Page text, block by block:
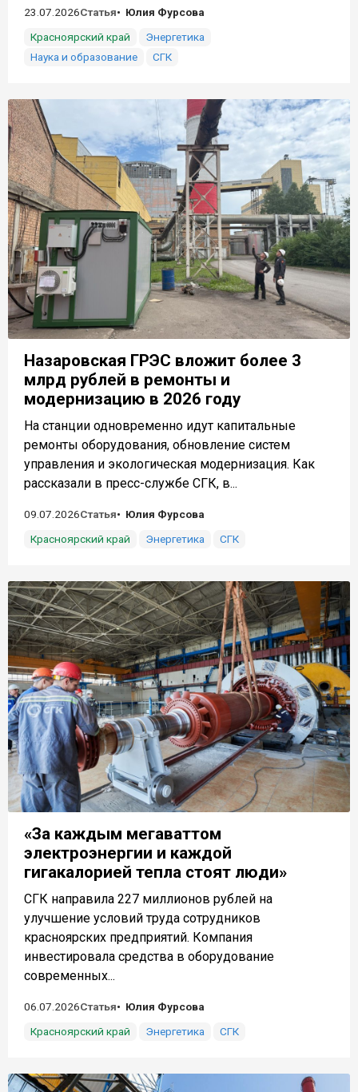
23.07.2026Статья
Юлия Фурсова
Красноярский край
Энергетика
Наука и образование
СГК
Назаровская ГРЭС вложит более 3
млрд рублей в ремонты и
модернизацию в 2026 году
На станции одновременно идут капитальные
ремонты оборудования, обновление систем
управления и экологическая модернизация. Как
рассказали в пресс-службе СГК, в...
09.07.2026Статья
Юлия Фурсова
Красноярский край
Энергетика СГК
«За каждым мегаваттом
электроэнергии и каждой
гигакалорией тепла стоят люди»
СГК направила 227 миллионов рублей на
улучшение условий труда сотрудников
красноярских предприятий. Компания
инвестировала средства в оборудование
современных...
06.07.2026Статья
Юлия Фурсова
Красноярский край
Энергетика СГК